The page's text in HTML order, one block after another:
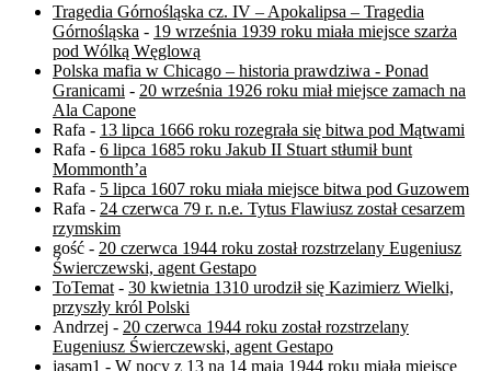
Tragedia Górnośląska cz. IV – Apokalipsa – Tragedia
Górnośląska - 19 września 1939 roku miała miejsce szarża
pod Wólką Węglową
Polska mafia w Chicago – historia prawdziwa - Ponad
Granicami - 20 września 1926 roku miał miejsce zamach na
Ala Capone
Rafa - 13 lipca 1666 roku rozegrała się bitwa pod Mątwami
Rafa - 6 lipca 1685 roku Jakub II Stuart stłumił bunt
Mommonth’a
Rafa - 5 lipca 1607 roku miała miejsce bitwa pod Guzowem
Rafa - 24 czerwca 79 r. n.e. Tytus Flawiusz został cesarzem
rzymskim
gość - 20 czerwca 1944 roku został rozstrzelany Eugeniusz
Świerczewski, agent Gestapo
ToTemat - 30 kwietnia 1310 urodził się Kazimierz Wielki,
przyszły król Polski
Andrzej - 20 czerwca 1944 roku został rozstrzelany
Eugeniusz Świerczewski, agent Gestapo
jasam1 - W nocy z 13 na 14 maja 1944 roku miała miejsce